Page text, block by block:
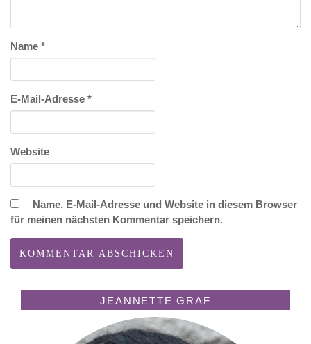
Name *
E-Mail-Adresse *
Website
Name, E-Mail-Adresse und Website in diesem Browser
für meinen nächsten Kommentar speichern.
JEANNETTE GRAF